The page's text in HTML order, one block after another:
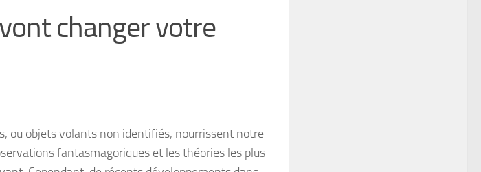
changer votre
ou objets volants non identifiés, nourrissent notre
fantasmagoriques et les théories les plus